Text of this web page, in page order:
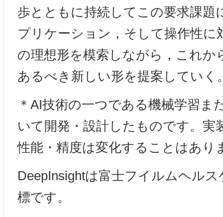
歩とともに持続してこの要求課題
プリケーション，そして操作性に
の理想形を模索しながら，これか
あるべき新しい形を提案していく
＊AI技術の一つである機械学習ま
いて開発・設計したものです。実
性能・精度は変化することはあり
DeepInsightは富士フイルムヘル
標です。